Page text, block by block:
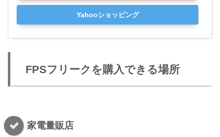
Yahooショッピング
FPSフリークを購入できる場所
家電量販店